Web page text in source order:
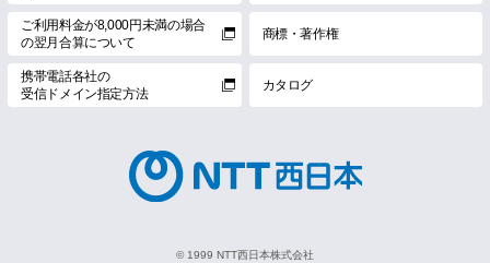
ご利用料金が8,000円未満の場合
の翌月合算について
商標・著作権
携帯電話各社の
受信ドメイン指定方法
カタログ
© 1999 NTT西日本株式会社